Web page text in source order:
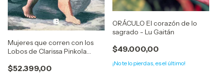
Mujeres que corren con los
Lobos de Clarissa Pinkola
$52.399,00
ORÁCULO El corazón de lo
sagrado - Lu Gaitán
$49.000,00
¡No te lo pierdas, es el último!